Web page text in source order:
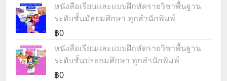
หนังสือเรียนและแบบฝึกหัดรายวิชาพื้นฐาน
ระดับชั้นมัธยมศึกษา ทุกสำนักพิมพ์
฿0
หนังสือเรียนและแบบฝึกหัดรายวิชาพื้นฐาน
ระดับชั้นประถมศึกษา ทุกสำนักพิมพ์
฿0